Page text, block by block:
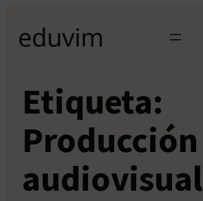
contenido
Etiqueta:
Producción
audiovisual